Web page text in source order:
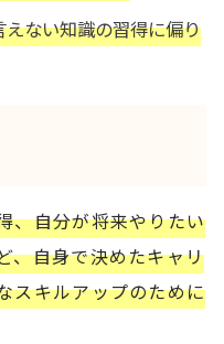
ない知識の習得に偏り
、自分が将来やりたい
、自身で決めたキャリ
スキルアップのために